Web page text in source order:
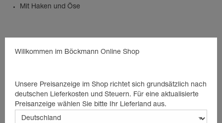
Mit Haken und Öse
Passende Produkte
Willkommen im Böckmann Online Shop
Unsere Preisanzeige im Shop richtet sich grundsätzlich nach
deutschen Lieferkosten und Steuern. Für eine aktualisierte
Preisanzeige wählen Sie bitte Ihr Lieferland aus.